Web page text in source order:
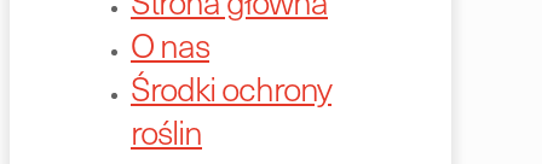
O nas
Środki ochrony
roślin